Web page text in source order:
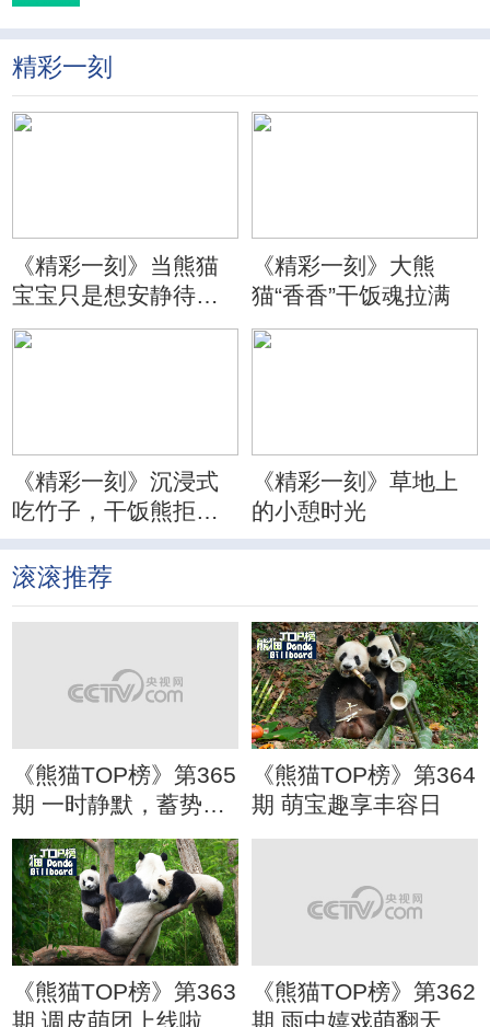
精彩一刻
《精彩一刻》当熊猫
宝宝只是想安静待会
儿
《精彩一刻》大熊
猫“香香”干饭魂拉满
《精彩一刻》沉浸式
吃竹子，干饭熊拒绝
分心
《精彩一刻》草地上
的小憩时光
滚滚推荐
《熊猫TOP榜》第365
期 一时静默，蓄势待
发
《熊猫TOP榜》第364
期 萌宝趣享丰容日
《熊猫TOP榜》第363
期 调皮萌团上线啦
《熊猫TOP榜》第362
期 雨中嬉戏萌翻天